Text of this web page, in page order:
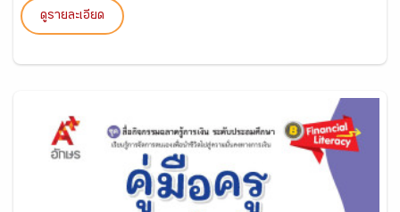
ดูรายละเอียด